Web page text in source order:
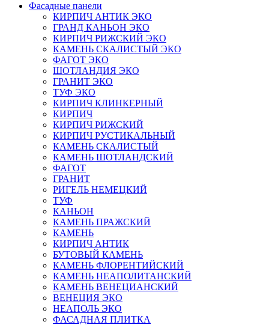
Фасадные панели
КИРПИЧ АНТИК ЭКО
ГРАНД КАНЬОН ЭКО
КИРПИЧ РИЖСКИЙ ЭКО
КАМЕНЬ СКАЛИСТЫЙ ЭКО
ФАГОТ ЭКО
ШОТЛАНДИЯ ЭКО
ГРАНИТ ЭКО
ТУФ ЭКО
КИРПИЧ КЛИНКЕРНЫЙ
КИРПИЧ
КИРПИЧ РИЖСКИЙ
КИРПИЧ РУСТИКАЛЬНЫЙ
КАМЕНЬ СКАЛИСТЫЙ
КАМЕНЬ ШОТЛАНДСКИЙ
ФАГОТ
ГРАНИТ
РИГЕЛЬ НЕМЕЦКИЙ
ТУФ
КАНЬОН
КАМЕНЬ ПРАЖСКИЙ
КАМЕНЬ
КИРПИЧ АНТИК
БУТОВЫЙ КАМЕНЬ
КАМЕНЬ ФЛОРЕНТИЙСКИЙ
КАМЕНЬ НЕАПОЛИТАНСКИЙ
КАМЕНЬ ВЕНЕЦИАНСКИЙ
ВЕНЕЦИЯ ЭКО
НЕАПОЛЬ ЭКО
ФАСАДНАЯ ПЛИТКА